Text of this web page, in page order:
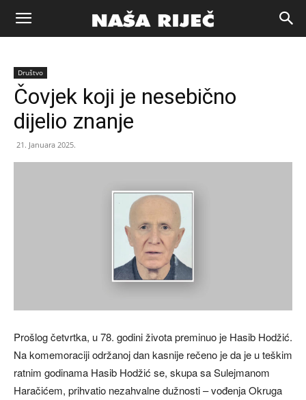
Naša
riječ
Zenica
Društvo
Čovjek koji je nesebično
dijelio znanje
21. Januara 2025.
Prošlog četvrtka, u 78. godini života preminuo je Hasib Hodžić.
Na komemoraciji održanoj dan kasnije rečeno je da je u teškim
ratnim godinama Hasib Hodžić se, skupa sa Sulejmanom
Haračićem, prihvatio nezahvalne dužnosti – vođenja Okruga